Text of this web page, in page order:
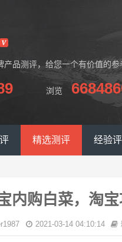
产品测评，给您一个有价值的参
浏览
精选测评 经验
内购白菜，淘
2021-03-14 04:10:14